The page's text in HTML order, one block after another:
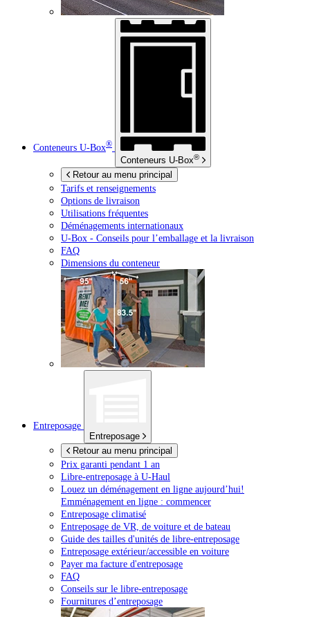
Conteneurs U-Box®
Conteneurs U-Box®
Retour au menu principal
Tarifs et renseignements
Options de livraison
Utilisations fréquentes
Déménagements internationaux
U-Box - Conseils pour l’emballage et la livraison
FAQ
Dimensions du conteneur
Entreposage
Entreposage
Retour au menu principal
Prix garanti pendant 1 an
Libre-entreposage à U-Haul
Louez un déménagement en ligne aujourd’hui!
Emménagement en ligne : commencer
Entreposage climatisé
Entreposage de VR, de voiture et de bateau
Guide des tailles d'unités de libre-entreposage
Entreposage extérieur/accessible en voiture
Payer ma facture d'entreposage
FAQ
Conseils sur le libre-entreposage
Fournitures d’entreposage